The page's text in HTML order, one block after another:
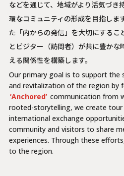
などを通じて、地域がより活気づき
環なコミュニティの形成を目指しま
た「内からの発信」を大切にするこ
とビジター（訪問者）が共に豊か
える関係性を構築します。
Our primary goal is to support the
and revitalization of the region by
‘Anchored’communication from
rooted-storytelling, we create tour
international exchange
community and visitors to share
experiences. Through these
to the region.